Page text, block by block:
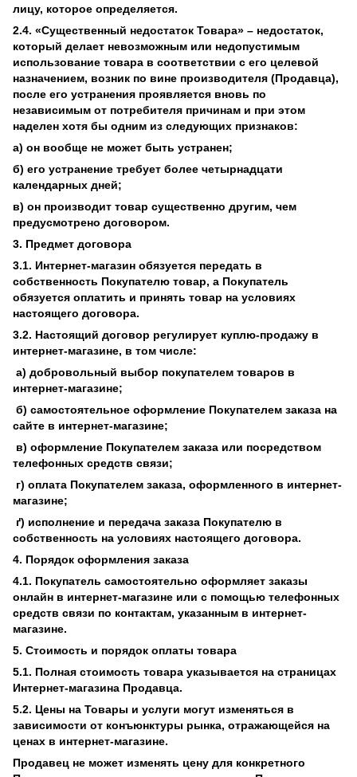
лицу, которое определяется.
2.4. «Существенный недостаток Товара» – недостаток,
который делает невозможным или недопустимым
использование товара в соответствии с его целевой
назначением, возник по вине производителя (Продавца),
после его устранения проявляется вновь по
независимым от потребителя причинам и при этом
наделен хотя бы одним из следующих признаков:
а) он вообще не может быть устранен;
б) его устранение требует более четырнадцати
календарных дней;
в) он производит товар существенно другим, чем
предусмотрено договором.
3. Предмет договора
3.1. Интернет-магазин обязуется передать в
собственность Покупателю товар, а Покупатель
обязуется оплатить и принять товар на условиях
настоящего договора.
3.2. Настоящий договор регулирует куплю-продажу в
интернет-магазине, в том числе:
а) добровольный выбор покупателем товаров в
интернет-магазине;
б) самостоятельное оформление Покупателем заказа на
сайте в интернет-магазине;
в) оформление Покупателем заказа или посредством
телефонных средств связи;
г) оплата Покупателем заказа, оформленного в интернет-
магазине;
ґ) исполнение и передача заказа Покупателю в
собственность на условиях настоящего договора.
4. Порядок оформления заказа
4.1. Покупатель самостоятельно оформляет заказы
онлайн в интернет-магазине или с помощью телефонных
средств связи по контактам, указанным в интернет-
магазине.
5. Стоимость и порядок оплаты товара
5.1. Полная стоимость товара указывается на страницах
Интернет-магазина Продавца.
5.2. Цены на Товары и услуги могут изменяться в
зависимости от конъюнктуры рынка, отражающейся на
ценах в интернет-магазине.
Продавец не может изменять цену для конкретного